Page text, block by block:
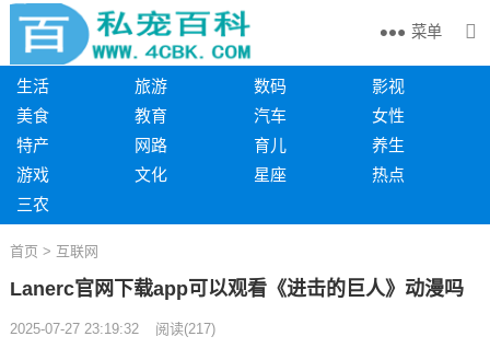
菜单
生活 旅游 数码
影视
美食
教育 汽车
女性
特产
网路 育儿
养生
游戏
文化 星座
热点
三农
首页 > 互联网
Lanerc官网下载app可以观看《进击的巨人》动漫吗
2025-07-27 23:19:32 阅读(217)